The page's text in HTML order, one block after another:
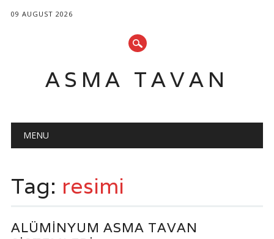
09 AUGUST 2026
ASMA TAVAN
Main menu
MENU
Tag: resimi
ALÜMINYUM ASMA TAVAN